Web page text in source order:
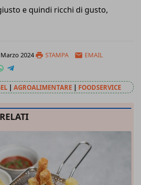
e quindi ricchi di gusto,
2024 STAMPA
EMAIL
| AGROALIMENTARE | FOODSERVICE